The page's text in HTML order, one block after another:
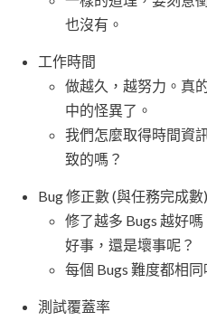
也沒有。
工作時間
做越久，越努力。真
中的怪異了。
我們怎麼取得時間資
致的嗎？
Bug 修正數 (與任務完成數)
修了越多 Bugs 越好
好事，還是壞事呢？
每個 Bugs 難度都相
測試覆蓋率